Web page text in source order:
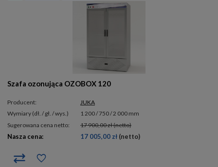
Szafa ozonująca OZOBOX 120
Producent:
JUKA
wymiary (dł. / gł. / wys.)
1 200 / 750 / 2 000 mm
Sugerowana cena netto:
17 900,00 zł(netto)
Nasza cena: 17 005,00 zł (netto)